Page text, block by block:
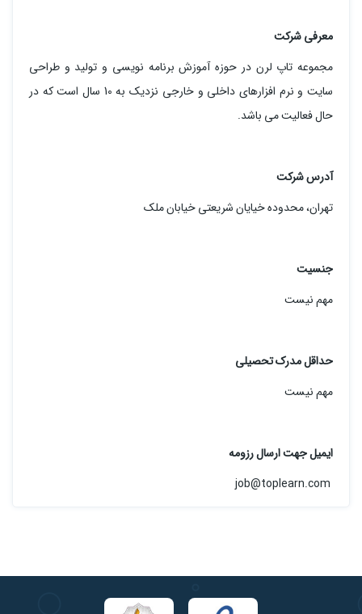
معرفی شرکت
مجموعه تاپ لرن در حوزه آموزش برنامه نویسی و تولید و طراحی
سایت و نرم افزارهای داخلی و خارجی نزدیک به 10 سال است که در
حال فعالیت می باشد.
آدرس شرکت
تهران، محدوده خیایان شریعتی خیابان ملک
جنسیت
مهم نیست
حداقل مدرک تحصیلی
مهم نیست
ایمیل جهت ارسال رزومه